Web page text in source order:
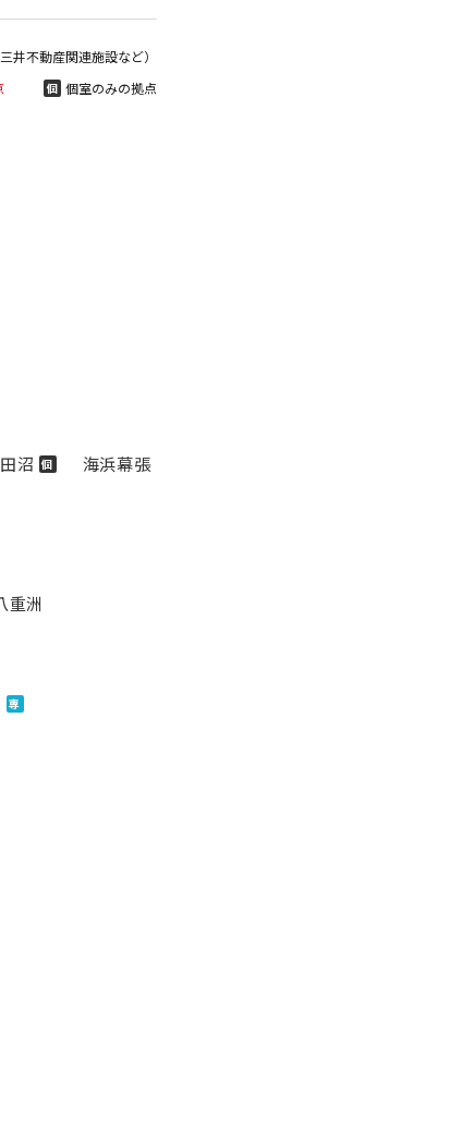
井不動産関連施設など）
個 個室のみの拠点
沼 個
海浜幕張
重洲
専